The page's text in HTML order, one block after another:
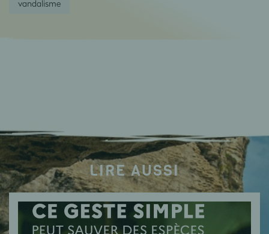
vandalisme
LIRE AUSSI